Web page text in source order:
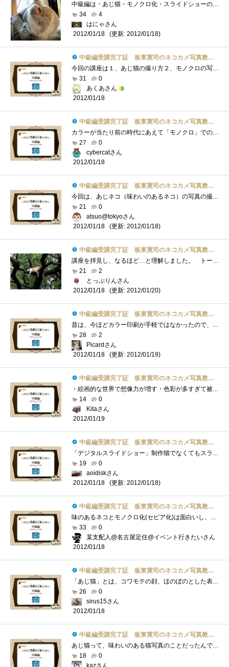
中級編は・あじ猫・モノクロ化・スライドショーの2点。●あじ猫猫はいろんな表情を見せる＆それが分かりやすい生き物なので、表情、アングル�...
34
4
はにゃさん
2012/01/18
(更新: 2012/01/18)
中級編受講完了証 板東寛司のネコカメ写真教室パート2
今回の講座は１、あじ猫の撮り方２、モノクロの写真の加工方法３、スライドショーの作り方いつもと違ったアングルで写真を撮るのもまた楽し�...
31
0
あくあさん
2012/01/18
中級編受講完了証 板東寛司のネコカメ写真教室パート2
カラーが当たり前の時代にあえて「モノクロ」での主張。家の中で撮ると確かに雑然としたカラーリングになるので、ネコを目立たせるにはこの�...
27
0
cybercatさん
2012/01/18
中級編受講完了証 板東寛司のネコカメ写真教室パート2
今回は、あじネコ（味わいのあるネコ）の写真の撮り方、モノクロ、スライドショーがテーマでしたが、またしてもスライドショー以外はLightroom�...
21
0
atsuo@tokyoさん
2012/01/18
(更新: 2012/01/18)
中級編受講完了証 板東寛司のネコカメ写真教室パート2
講座を拝見し、なるほど…と理解しました。 トーンカーブの調整は、カラーで何度か経験しているため、内容自体はそれほど新鮮ではなかった�...
21
2
とっぷりんさん
2012/01/18
(更新: 2012/01/20)
中級編受講完了証 板東寛司のネコカメ写真教室パート2
昔は、今ほどカラー印刷が手軽ではなかったので、モノクロームを意識した写真の撮影や、グラフ,資料を作っていましたが、最近は余りモノクロ�...
28
2
Picardさん
2012/01/18
(更新: 2012/01/19)
中級編受講完了証 板東寛司のネコカメ写真教室パート2
・絵画的な世界で想像力が増す・色彩が多すぎて被写体が目立たずに失敗・「仮想コピーを作成」し、並べて比較編集・被写体の陰影を際立たせ�...
14
0
Kitaさん
2012/01/19
中級編受講完了証 板東寛司のネコカメ写真教室パート2
「デジタルスライドショー」制作猫でなくてもスライドショー楽しめますね。それを 猫でするとなると かなり楽しめるのは請け合い毎日、同�...
19
0
aoidiskさん
2012/01/18
(更新: 2012/01/18)
中級編受講完了証 板東寛司のネコカメ写真教室パート2
味のあるネコとモノクロ化(セピア化)は面白いし、センスも必要だなぁ～と漠然と見てました。今回はＰＳエレメンツ10の方で処理すると思ってた�...
33
0
某支配人@名古屋定住@イベント行きたいさん
2012/01/18
中級編受講完了証 板東寛司のネコカメ写真教室パート2
「あじ猫」とは、コワモテの顔、ほのぼのとした表情、ひょうきんな仕草など、可愛いだけでなく味わいのある猫写真とのこととあります。「あ�...
26
0
sirus15さん
2012/01/18
中級編受講完了証 板東寛司のネコカメ写真教室パート2
あじ猫って、味わいのある猫写真のことだったんですね。勝手に鯵をくわえた猫を想像してました。（笑）モノクロ写真って面白いですよねー。�...
18
0